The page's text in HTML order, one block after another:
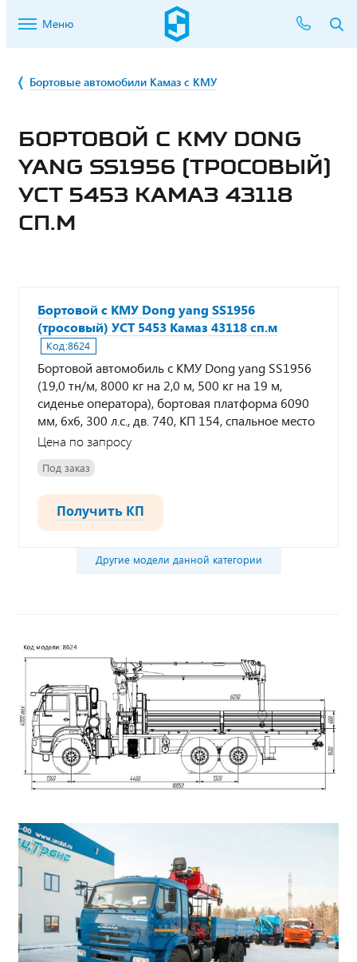
Меню
Бортовые автомобили Камаз с КМУ
БОРТОВОЙ С КМУ DONG
YANG SS1956 (ТРОСОВЫЙ)
УСТ 5453 КАМАЗ 43118
СП.М
Бортовой с КМУ Dong yang SS1956
(тросовый) УСТ 5453 Камаз 43118 сп.м
Код:8624
Бортовой автомобиль с КМУ Dong yang SS1956
(19,0 тн/м, 8000 кг на 2,0 м, 500 кг на 19 м,
сиденье оператора), бортовая платформа 6090
мм, 6х6, 300 л.с., дв. 740, КП 154, спальное место
Цена по запросу
Под заказ
Получить КП
Другие модели данной категории